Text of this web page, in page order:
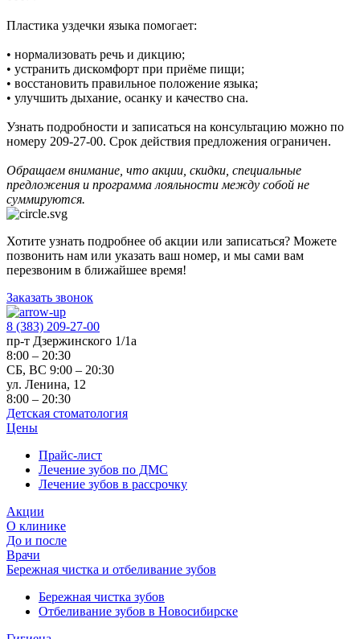
Пластика уздечки языка помогает:
• нормализовать речь и дикцию;
• устранить дискомфорт при приёме пищи;
• восстановить правильное положение языка;
• улучшить дыхание, осанку и качество сна.
Узнать подробности и записаться на консультацию можно по
номеру 209-27-00. Срок действия предложения ограничен.
Обращаем внимание, что акции, скидки, специальные
предложения и программа лояльности между собой не
суммируются.
Хотите узнать подробнее об акции или записаться? Можете
позвонить нам или указать ваш номер, и мы сами вам
перезвоним в ближайшее время!
Заказать звонок
8 (383) 209-27-00
пр-т Дзержинского 1/1а
8:00 – 20:30
СБ, ВС 9:00 – 20:30
ул. Ленина, 12
8:00 – 20:30
Детская стоматология
Цены
Прайс-лист
Лечение зубов по ДМС
Лечение зубов в рассрочку
Акции
О клинике
До и после
Врачи
Бережная чистка и отбеливание зубов
Бережная чистка зубов
Отбеливание зубов в Новосибирске